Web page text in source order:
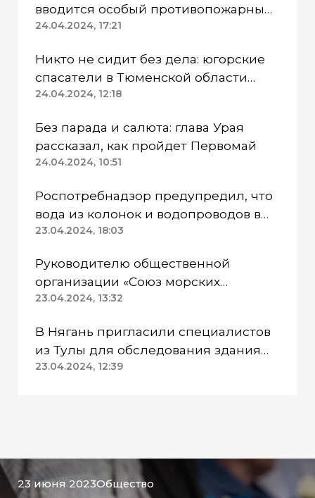
вводится особый противопожарный
режим
24.04.2024, 17:21
Никто не сидит без дела: югорские
спасатели в Тюменской области
работают в две смены
24.04.2024, 12:18
Без парада и салюта: глава Урая
рассказал, как пройдет Первомай
24.04.2024, 10:51
Роспотребнадзор предупредил, что
вода из колонок и водопроводов в
Казанском районе непригодна для
23.04.2024, 18:03
Руководителю общественной
организации «Союз морских
пехотинцев» Югры вынесли
23.04.2024, 13:32
В Нягань пригласили специалистов
из Тулы для обследования здания
ДК «Геолог»
23.04.2024, 12:39
23 июня 2023Общество